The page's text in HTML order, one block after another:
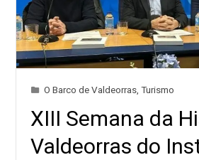
O Barco de Valdeorras ,Turismo
XIII Semana da
Valdeorras do